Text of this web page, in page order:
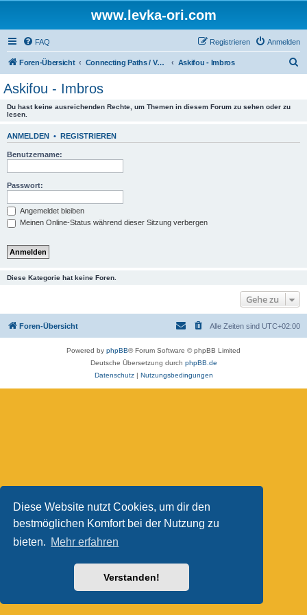
Diese Website nutzt Cookies, um dir den
bestmöglichen Komfort bei der Nutzung zu
bieten. Mehr erfahren
Verstanden!
www.levka-ori.com
FAQ Anmelden
Registrieren
Foren-Übersicht Connecting Paths / Verbindungswege Askifou - Imbros
Askifou - Imbros
Du hast keine ausreichenden Rechte, um Themen in diesem Forum zu sehen oder zu
lesen.
ANMELDEN • REGISTRIEREN
Benutzername:
Passwort:
Angemeldet bleiben
Meinen Online-Status während dieser Sitzung verbergen
Diese Kategorie hat keine Foren.
Gehe zu
Foren-Übersicht Alle Zeiten sind UTC+02:00
Powered by phpBB® Forum Software © phpBB Limited
Deutsche Übersetzung durch phpBB.de
Datenschutz| Nutzungsbedingungen